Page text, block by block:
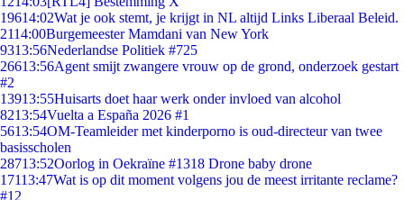
19614:02Wat je ook stemt, je krijgt in NL altijd Links Liberaal Beleid.
2114:00Burgemeester Mamdani van New York
9313:56Nederlandse Politiek #725
26613:56Agent smijt zwangere vrouw op de grond, onderzoek gestart
#2
13913:55Huisarts doet haar werk onder invloed van alcohol
8213:54Vuelta a España 2026 #1
5613:54OM-Teamleider met kinderporno is oud-directeur van twee
basisscholen
28713:52Oorlog in Oekraïne #1318 Drone baby drone
17113:47Wat is op dit moment volgens jou de meest irritante reclame?
#12